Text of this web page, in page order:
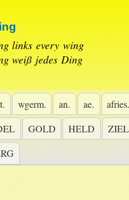
links every wing
weiß jedes Ding
wgerm. an. ae.
GOLD HELD
ZIEL